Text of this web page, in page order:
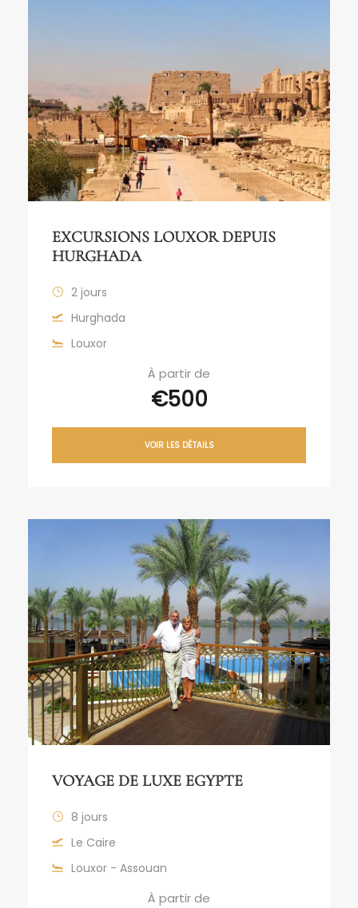
EXCURSIONS LOUXOR DEPUIS
HURGHADA
2 jours
Hurghada
Louxor
À partir de
€500
VOIR LES DÉTAILS
VOYAGE DE LUXE EGYPTE
8 jours
Le Caire
Louxor - Assouan
À partir de